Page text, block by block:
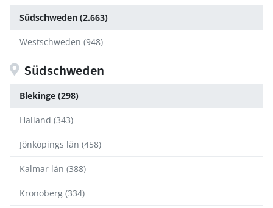
Südschweden (2.663)
Westschweden (948)
Südschweden
Blekinge (298)
Halland (343)
Jönköpings län (458)
Kalmar län (388)
Kronoberg (334)